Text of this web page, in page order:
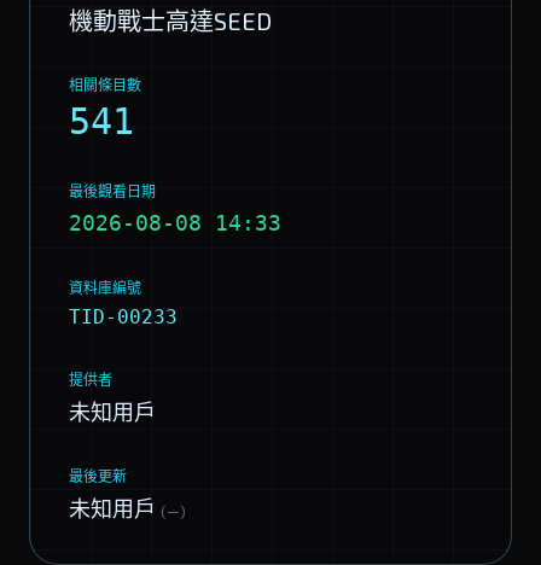
機動戰士高達SEED
相關條目數
541
最後觀看日期
2026-08-08 14:33
資料庫編號
TID-00233
提供者
未知用戶
最後更新
未知用戶 (—)